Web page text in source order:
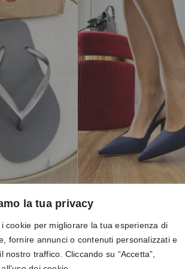
la tua privacy
i cookie per migliorare la tua esperienza di
fornire annunci o contenuti personalizzati e
nostro traffico. Cliccando su “Accetta”,
38, 39, 40, 41
€25.00